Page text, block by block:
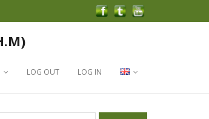
LOG OUT LOG IN